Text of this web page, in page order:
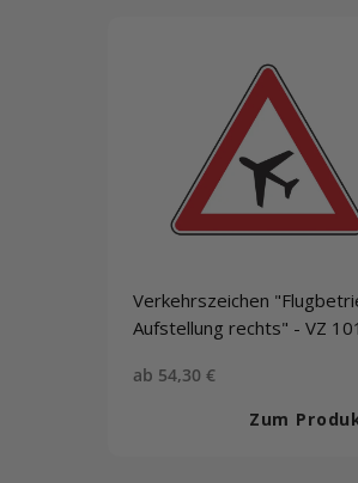
Verkehrszeichen
Aufstellung rechts" - VZ
Sonderpreis
ab 54,30 €
Zum